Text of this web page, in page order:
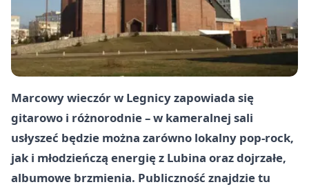
Marcowy wieczór w Legnicy zapowiada się
gitarowo i różnorodnie – w kameralnej sali
usłyszeć będzie można zarówno lokalny pop-rock,
jak i młodzieńczą energię z Lubina oraz dojrzałe,
albumowe brzmienia. Publiczność znajdzie tu